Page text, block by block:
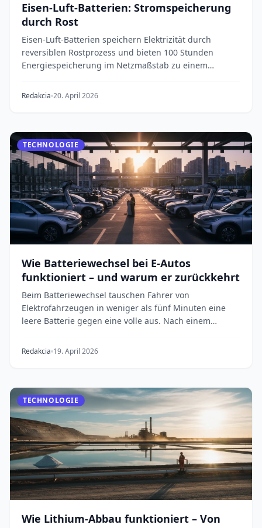
Eisen-Luft-Batterien: Stromspeicherung
durch Rost
Eisen-Luft-Batterien speichern Elektrizität durch
reversiblen Rostprozess und bieten 100 Stunden
Energiespeicherung im Netzmaßstab zu einem
Redakcia 20. April 2026
TECHNOLOGIE
Wie Batteriewechsel bei E-Autos
funktioniert – und warum er zurückkehrt
Beim Batteriewechsel tauschen Fahrer von
Elektrofahrzeugen in weniger als fünf Minuten eine
leere Batterie gegen eine volle aus. Nach einem
Redakcia 19. April 2026
TECHNOLOGIE
Wie Lithium-Abbau funktioniert – Von